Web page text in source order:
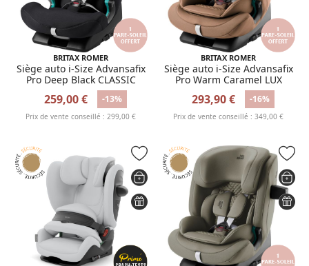
BRITAX ROMER
Siège auto i-Size Advansafix
Pro Deep Black CLASSIC
259,00 € -13%
Prix de vente conseillé : 299,00 €
BRITAX ROMER
Siège auto i-Size Advansafix
Pro Warm Caramel LUX
293,90 € -16%
Prix de vente conseillé : 349,00 €